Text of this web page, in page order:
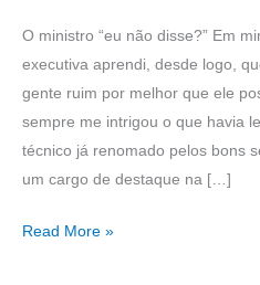
O ministro “eu não disse?” Em
executiva aprendi, desde logo,
gente ruim por melhor que ele
sempre me intrigou o que havia
técnico já renomado pelos bons
um cargo de destaque na […]
Read More »